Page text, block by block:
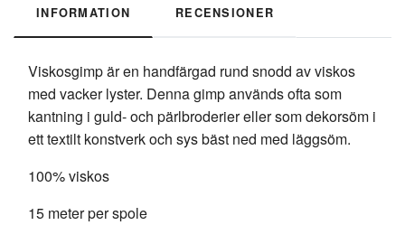
INFORMATION RECENSIONER
Viskosgimp är en handfärgad rund snodd av viskos
med vacker lyster. Denna gimp används ofta som
kantning i guld- och pärlbroderier eller som dekorsöm i
ett textilt konstverk och sys bäst ned med läggsöm.
100% viskos
15 meter per spole